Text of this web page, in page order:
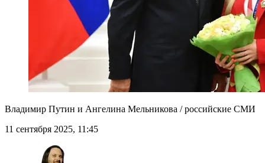
Владимир Путин и Ангелина Мельникова / российские СМИ
11 сентября 2025, 11:45